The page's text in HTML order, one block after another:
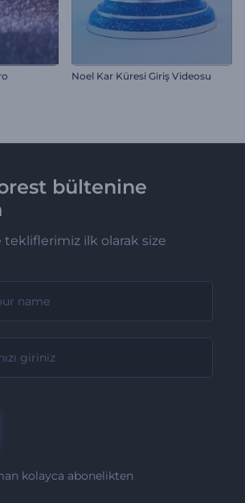
Noel Kar Küresi Giriş Videosu
bültenine
tekliflerimiz ilk olarak size
kolayca abonelikten